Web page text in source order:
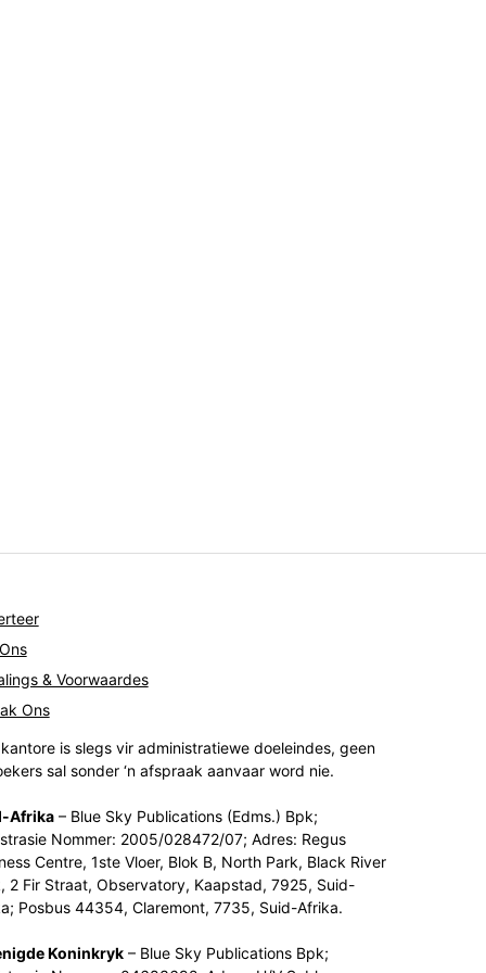
& Voorwaardes
Ons
is slegs vir administratiewe doeleindes, geen
sal sonder ‘n afspraak aanvaar word nie.
Afrika– Blue Sky Publications (Edms.) Bpk;
Nommer: 2005/028472/07; Adres: Regus
Centre, 1ste Vloer, Blok B, North Park, Black River
2 Fir Straat, Observatory, Kaapstad, 7925, Suid-
Posbus 44354, Claremont, 7735, Suid-Afrika.
Koninkryk– Blue Sky Publications Bpk;